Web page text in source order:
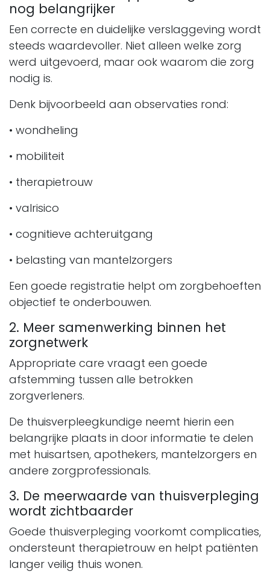
nog belangrijker
Een correcte en duidelijke verslaggeving wordt
steeds waardevoller. Niet alleen welke zorg
werd uitgevoerd, maar ook waarom die zorg
nodig is.
Denk bijvoorbeeld aan observaties rond:
• wondheling
• mobiliteit
• therapietrouw
• valrisico
• cognitieve achteruitgang
• belasting van mantelzorgers
Een goede registratie helpt om zorgbehoeften
objectief te onderbouwen.
2. Meer samenwerking binnen het
zorgnetwerk
Appropriate care vraagt een goede
afstemming tussen alle betrokken
zorgverleners.
De thuisverpleegkundige neemt hierin een
belangrijke plaats in door informatie te delen
met huisartsen, apothekers, mantelzorgers en
andere zorgprofessionals.
3. De meerwaarde van thuisverpleging
wordt zichtbaarder
Goede thuisverpleging voorkomt complicaties,
ondersteunt therapietrouw en helpt patiënten
langer veilig thuis wonen.